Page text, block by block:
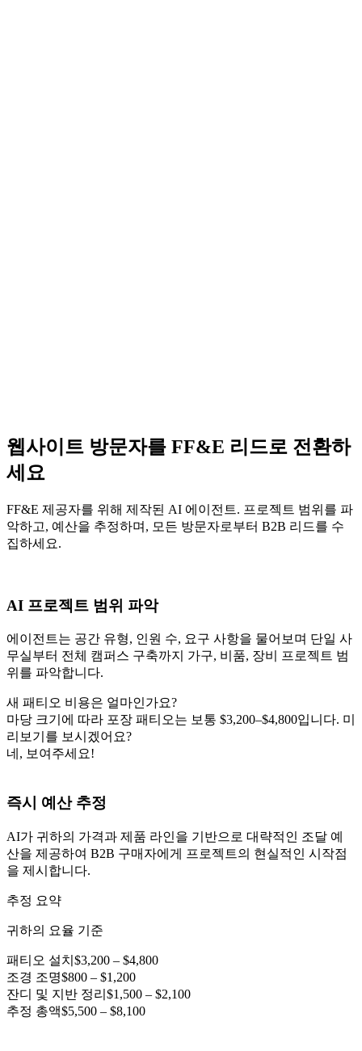
웹사이트 방문자를 FF&E 리드로 전환하
세요
FF&E 제공자를 위해 제작된 AI 에이전트. 프로젝트 범위를 파
악하고, 예산을 추정하며, 모든 방문자로부터 B2B 리드를 수
집하세요.
AI 프로젝트 범위 파악
에이전트는 공간 유형, 인원 수, 요구 사항을 물어보며 단일 사
무실부터 전체 캠퍼스 구축까지 가구, 비품, 장비 프로젝트 범
위를 파악합니다.
새 패티오 비용은 얼마인가요?
마당 크기에 따라 포장 패티오는 보통 $3,200–$4,800입니다. 미
리보기를 보시겠어요?
네, 보여주세요!
즉시 예산 추정
AI가 귀하의 가격과 제품 라인을 기반으로 대략적인 조달 예
산을 제공하여 B2B 구매자에게 프로젝트의 현실적인 시작점
을 제시합니다.
추정 요약
귀하의 요율 기준
패티오 설치 $3,200 – $4,800
조경 조명$800 – $1,200
잔디 및 지반 정리 $1,500 – $2,100
추정 총액$5,500 – $8,100